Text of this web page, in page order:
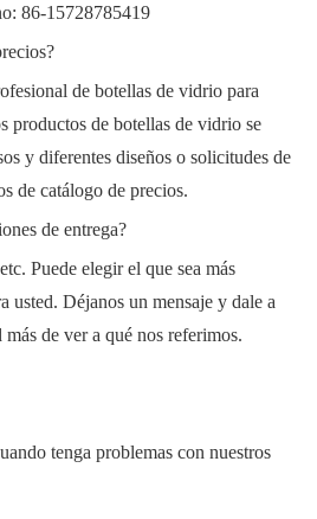
86-15728785419
de botellas de vidrio para
productos de botellas de vidrio se
y diferentes diseños o solicitudes de
de catálogo de precios.
de entrega?
Puede elegir el que sea más
usted. Déjanos un mensaje y dale a
de ver a qué nos referimos.
tenga problemas con nuestros